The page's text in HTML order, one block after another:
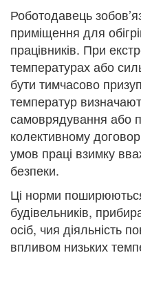
Роботодавець
приміщення для
працівників. При
температурах або
бути тимчасово
температур
самоврядування або
колективному
умов праці взимку
безпеки.
Ці норми
будівельників,
осіб, чия діяльність
впливом низьких